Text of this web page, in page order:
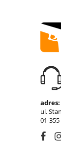
adres:
ul.
01-